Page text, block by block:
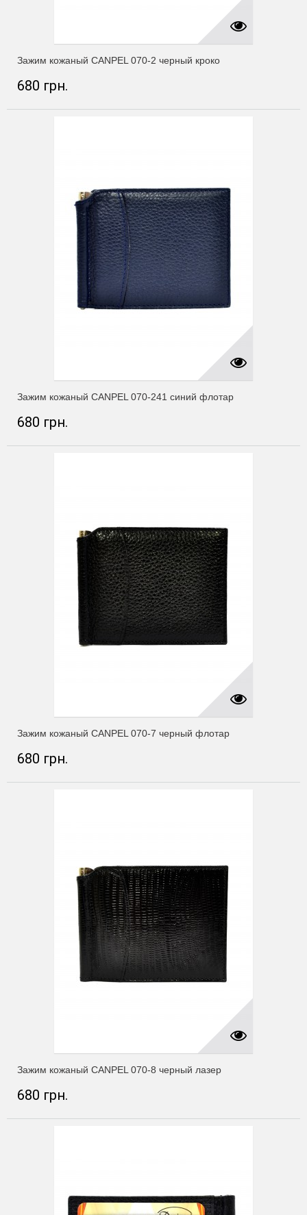
Зажим кожаный CANPEL 070-2 черный кроко
680 грн.
Зажим кожаный CANPEL 070-241 синий флотар
680 грн.
Зажим кожаный CANPEL 070-7 черный флотар
680 грн.
Зажим кожаный CANPEL 070-8 черный лазер
680 грн.